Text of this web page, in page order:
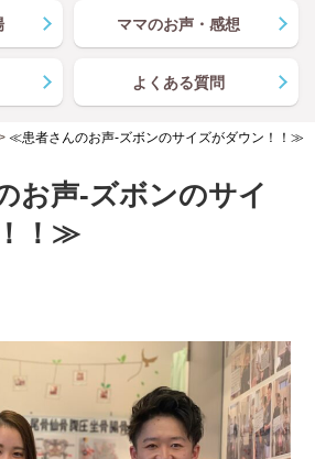
ママのお声・感想
よくある質問
≪患者さんのお声-ズボンのサイズがダウン！！≫
お声-ズボンのサイ
！≫